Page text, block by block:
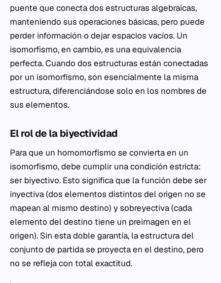
puente que conecta dos estructuras algebraicas,
manteniendo sus operaciones básicas, pero puede
perder información o dejar espacios vacíos. Un
isomorfismo, en cambio, es una equivalencia
perfecta. Cuando dos estructuras están conectadas
por un isomorfismo, son esencialmente la misma
estructura, diferenciándose solo en los nombres de
sus elementos.
El rol de la biyectividad
Para que un homomorfismo se convierta en un
isomorfismo, debe cumplir una condición estricta:
ser biyectivo. Esto significa que la función debe ser
inyectiva (dos elementos distintos del origen no se
mapean al mismo destino) y sobreyectiva (cada
elemento del destino tiene un preimagen en el
origen). Sin esta doble garantía, la estructura del
conjunto de partida se proyecta en el destino, pero
no se refleja con total exactitud.